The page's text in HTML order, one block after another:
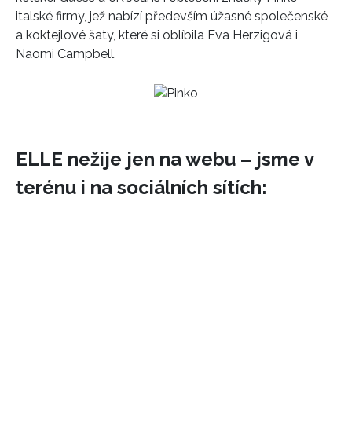
HOME
italské firmy, jež nabízí především úžasné společenské
a koktejlové šaty, které si oblíbila Eva Herzigová i
Naomi Campbell.
ELLE nežije jen na webu – jsme v
terénu i na sociálních sítích: